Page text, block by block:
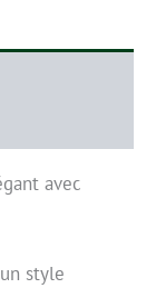
avec
style